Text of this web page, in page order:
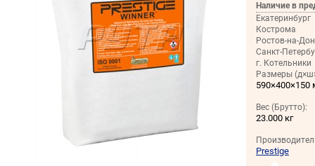
Наличие в
Екатеринбург
Кострома
Ростов-на-
Санкт-
г. Котельники
Размеры
Вес (Брутто):
23.000 кг
Prestige